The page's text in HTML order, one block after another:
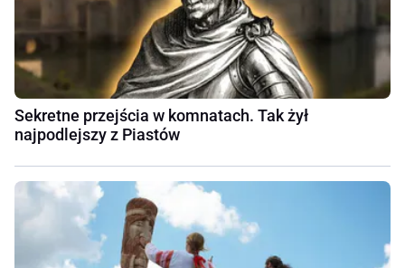
Sekretne przejścia w komnatach. Tak żył
najpodlejszy z Piastów